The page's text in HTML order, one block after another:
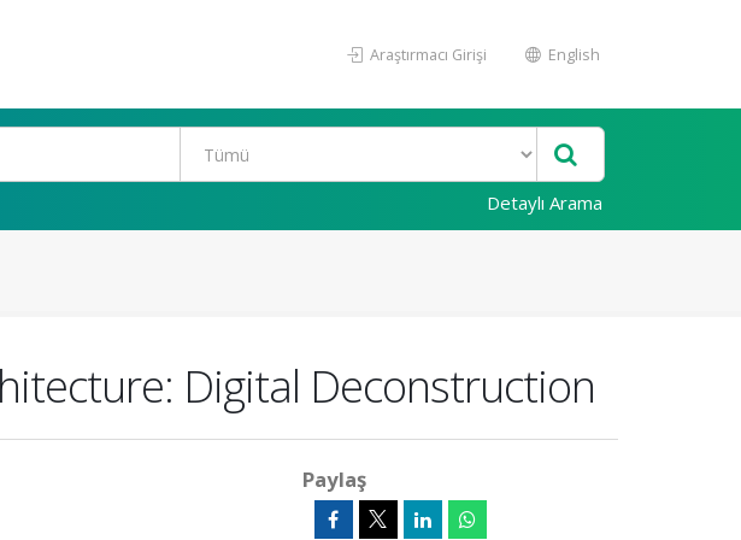
Araştırmacı Girişi English
Detaylı Arama
Digital Deconstruction
Paylaş